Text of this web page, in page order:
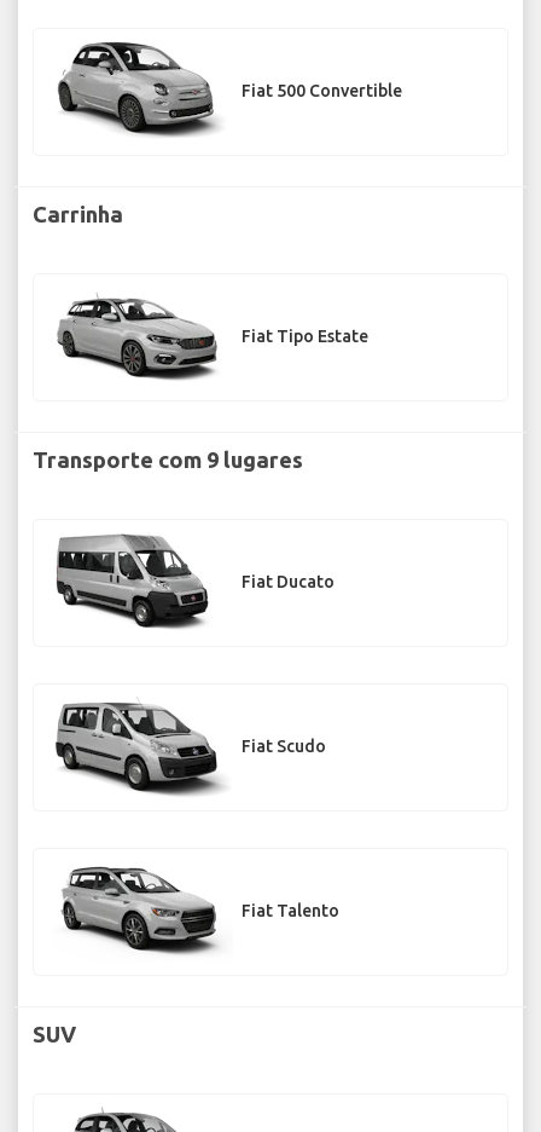
Fiat 500 Convertible
Carrinha
Fiat Tipo Estate
Transporte com 9 lugares
Fiat Ducato
Fiat Scudo
Fiat Talento
SUV